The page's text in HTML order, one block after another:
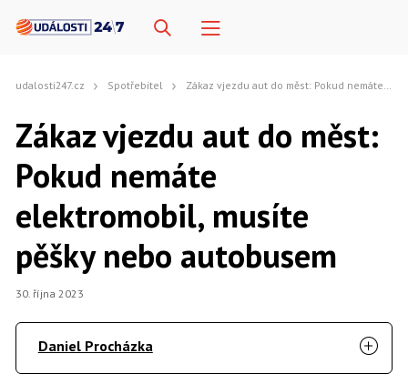
udalosti247.cz Spotřebitel Zákaz vjezdu aut do měst: Pokud nemáte elektromobil, musíte pěšky nebo autobusem
Zákaz vjezdu aut do měst:
Pokud nemáte
elektromobil, musíte
pěšky nebo autobusem
30. října 2023
Daniel Procházka